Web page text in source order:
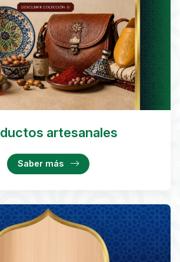
artesanales
Saber más